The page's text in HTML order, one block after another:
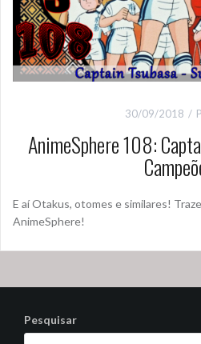
30/09/2018
AnimeSphere 108:
E aí Otakus, otomes e similares!
AnimeSphere!
Pesquisar